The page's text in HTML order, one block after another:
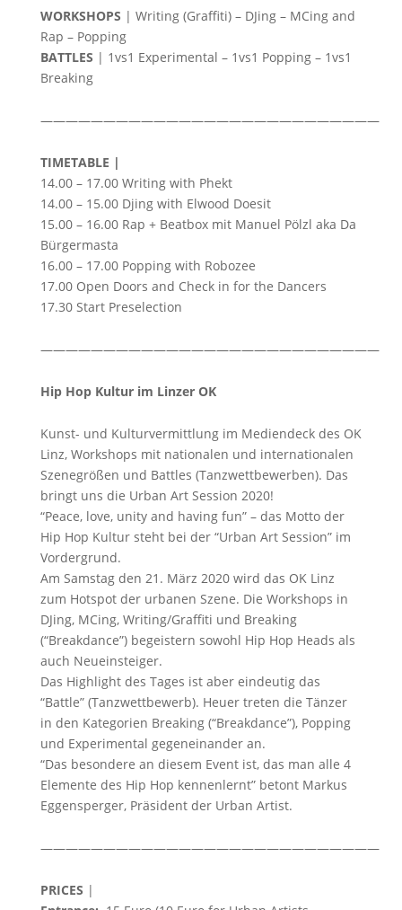
WORKSHOPS | Writing (Graffiti) – DJing – MCing and
Rap – Popping
BATTLES | 1vs1 Experimental – 1vs1 Popping – 1vs1
Breaking
———————————————————————————
TIMETABLE |
14.00 – 17.00 Writing with Phekt
14.00 – 15.00 Djing with Elwood Doesit
15.00 – 16.00 Rap + Beatbox mit Manuel Pölzl aka Da
Bürgermasta
16.00 – 17.00 Popping with Robozee
17.00 Open Doors and Check in for the Dancers
17.30 Start Preselection
———————————————————————————
Hip Hop Kultur im Linzer OK
Kunst- und Kulturvermittlung im Mediendeck des OK
Linz, Workshops mit nationalen und internationalen
Szenegrößen und Battles (Tanzwettbewerben). Das
bringt uns die Urban Art Session 2020!
“Peace, love, unity and having fun” – das Motto der
Hip Hop Kultur steht bei der “Urban Art Session” im
Vordergrund.
Am Samstag den 21. März 2020 wird das OK Linz
zum Hotspot der urbanen Szene. Die Workshops in
DJing, MCing, Writing/Graffiti und Breaking
(“Breakdance”) begeistern sowohl Hip Hop Heads als
auch Neueinsteiger.
Das Highlight des Tages ist aber eindeutig das
“Battle” (Tanzwettbewerb). Heuer treten die Tänzer
in den Kategorien Breaking (“Breakdance”), Popping
und Experimental gegeneinander an.
“Das besondere an diesem Event ist, das man alle 4
Elemente des Hip Hop kennenlernt” betont Markus
Eggensperger, Präsident der Urban Artist.
———————————————————————————
PRICES |